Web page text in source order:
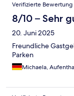
Verifizierte Bewertung
8/10 – Sehr
20. Juni 2025
Freundliche
Parken
Michaela,